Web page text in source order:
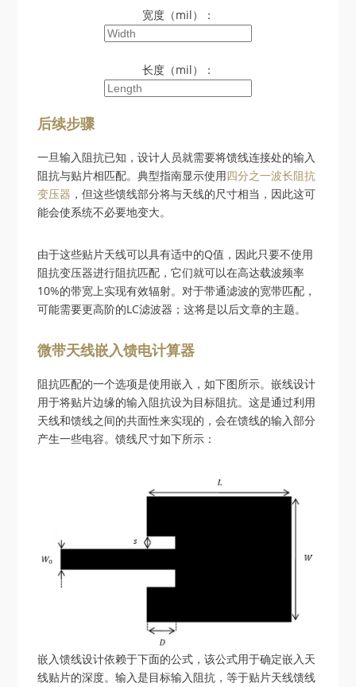
宽度（mil）：
长度（mil）：
后续步骤
一旦输入阻抗已知，设计人员就需要将馈线连接处的输入
阻抗与贴片相匹配。典型指南显示使用四分之一波长阻抗
变压器 ，但这些馈线部分将与天线的尺寸相当，因此这可
能会使系统不必要地变大。
由于这些贴片天线可以具有适中的Q值，因此只要不使用
阻抗变压器进行阻抗匹配，它们就可以在高达载波频率
10%的带宽上实现有效辐射。对于带通滤波的宽带匹配，
可能需要更高阶的LC滤波器；这将是以后文章的主题。
微带天线嵌入馈电计算器
阻抗匹配的一个选项是使用嵌入，如下图所示。嵌线设计
用于将贴片边缘的输入阻抗设为目标阻抗。这是通过利用
天线和馈线之间的共面性来实现的，会在馈线的输入部分
产生一些电容。馈线尺寸如下所示：
嵌入馈线设计依赖于下面的公式，该公式用于确定嵌入天
线贴片的深度。输入是目标输入阻抗，等于贴片天线馈线